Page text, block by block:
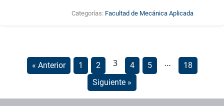
Categorías: Facultad de Mecánica Aplicada
« Anterior 1 2 3 4 5 …
18
Siguiente »